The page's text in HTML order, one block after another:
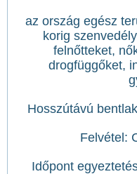
az ország egész
korig
felnőtteket,
drogfüggőket,
Hosszútávú
Felvétel:
Időpont